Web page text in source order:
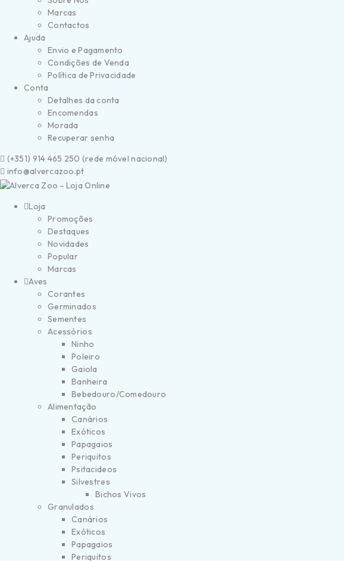
Marcas
Contactos
Ajuda
Envio e Pagamento
Condições de Venda
Política de Privacidade
Conta
Detalhes da conta
Encomendas
Morada
Recuperar senha
(+351) 914 465 250 (rede móvel nacional)
info@alvercazoo.pt
Loja
Promoções
Destaques
Novidades
Popular
Marcas
Aves
Corantes
Germinados
Sementes
Acessórios
Ninho
Poleiro
Gaiola
Banheira
Bebedouro/Comedouro
Alimentação
Canários
Exóticos
Papagaios
Periquitos
Psitacideos
Silvestres
Bichos Vivos
Granulados
Canários
Exóticos
Papagaios
Periquitos